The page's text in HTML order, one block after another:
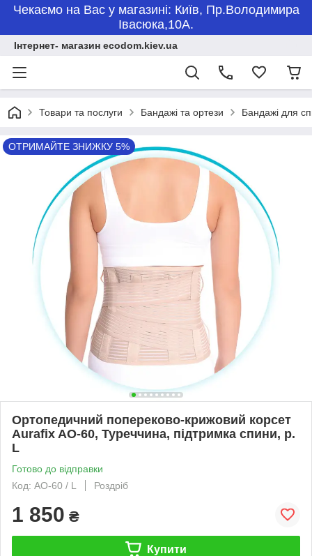
Чекаємо на Вас у магазині: Київ, Пр.Володимира
Івасюка,10А.
Інтернет- магазин ecodom.kiev.ua
Товари та послуги Бандажі та ортези Бандажі для
ОТРИМАЙТЕ ЗНИЖКУ 5%
Ортопедичний попереково-крижовий корсет
Aurafix AO-60, Туреччина, підтримка спини, р.
L
Готово до відправки
Код: AO-60 / L
Роздріб
1 850 ₴
Купити